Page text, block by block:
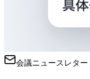
会議ニュースレター